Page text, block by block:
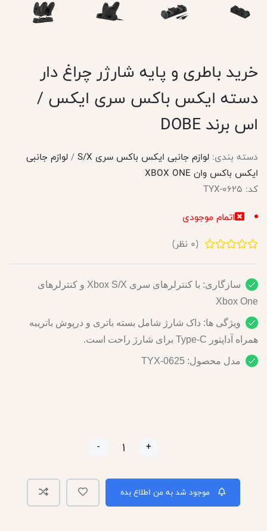
خرید باطری و پایه شارژر چراغ دار
دسته ایکس باکس سری ایکس /
اس برند DOBE
دسته بندی: لوازم جانبی ایکس باکس سری S/X /لوازم جانبی
ایکس باکس وان XBOX ONE
کد: TYX-0625
اتمام موجودی
(
0 نظر)
سازگاری: با کنترلرهای سری Xbox S/X و کنترلرهای
Xbox One
ویژگی ها: داک شارژ شامل بسته باتری و درپوش باتریبه
همراه آداپتور Type-C برای شارژ راحت است.
مدل محصول: TYX-0625
- +
موجود شد به من اطلاع بده